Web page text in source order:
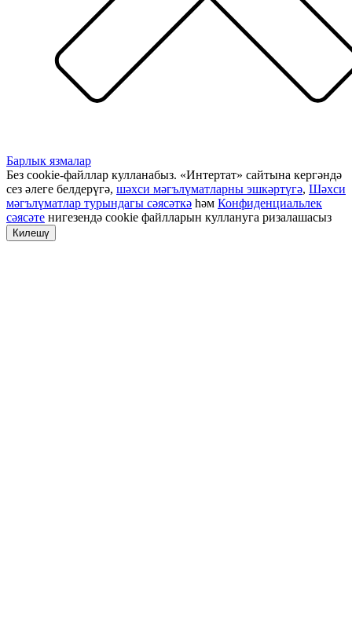
Барлык язмалар
Без cookie-файллар кулланабыз. «Интертат» сайтына кергәндә
сез әлеге белдерүгә, шәхси мәгълүматларны эшкәртүгә, Шәхси
мәгълүматлар турындагы сәясәткә һәм Конфиденциальлек
сәясәте нигезендә cookie файлларын куллануга ризалашасыз
Килешү